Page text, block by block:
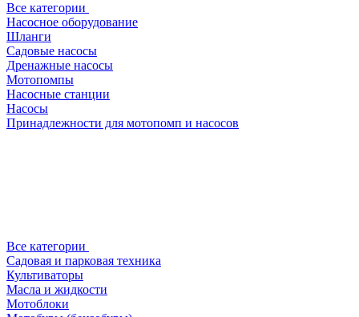
Все категории
Насосное оборудование
Шланги
Садовые насосы
Дренажные насосы
Мотопомпы
Насосные станции
Насосы
Принадлежности для мотопомп и насосов
Все категории
Садовая и парковая техника
Культиваторы
Масла и жидкости
Мотоблоки